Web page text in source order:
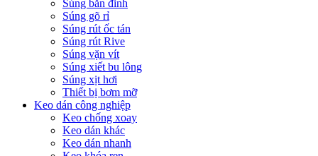
Súng bắn đinh
Súng gõ rỉ
Súng rút ốc tán
Súng rút Rive
Súng vặn vít
Súng xiết bu lông
Súng xịt hơi
Thiết bị bơm mỡ
Keo dán công nghiệp
Keo chống xoay
Keo dán khác
Keo dán nhanh